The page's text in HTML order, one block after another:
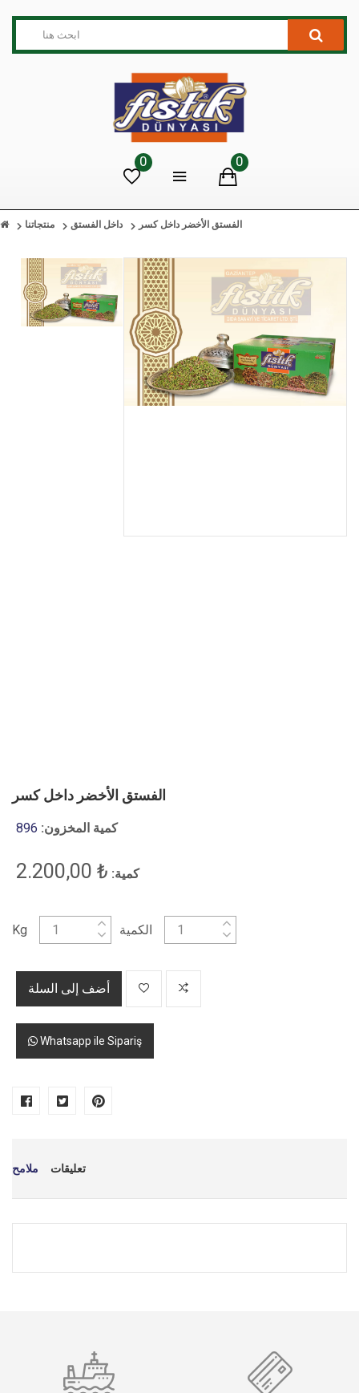
0 0
منتجاتنا داخل الفستق الفستق الأخضر داخل كسر
الفستق الأخضر داخل كسر
كمية المخزون: 896
كمية: ₺ 2.200,00
Kg الكمية
أضف إلى السلة
Whatsapp ile Sipariş
ملامح تعليقات
بريد إلكتروني*